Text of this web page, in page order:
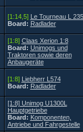
[1:14,5] Le Tourneau L
Board: Radlader
[1:8] Claas Xerion 1:8
Board: Unimogs und
Traktoren sowie deren
Anbaugeräte
[1:8] Liebherr L574
Board: Radlader
[1:8] Unimog U1300L
Hauptgetriebe
Board: Komponenten,
Antriebe und Fahrgestelle